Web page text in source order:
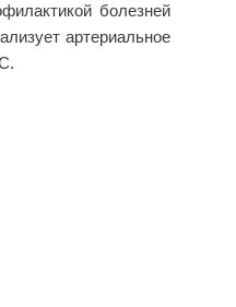
болезней
артериальное